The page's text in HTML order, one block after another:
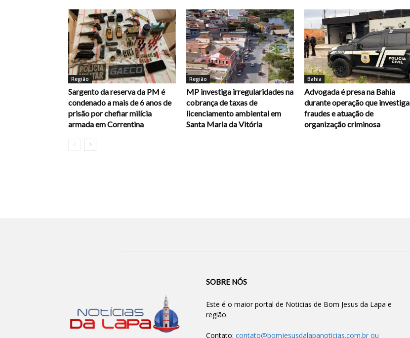
Região
Sargento da reserva da PM é
condenado a mais de 6 anos de
prisão por chefiar milícia
armada em Correntina
Região
MP investiga irregularidades na
cobrança de taxas de
licenciamento ambiental em
Santa Maria da Vitória
Bahia
Advogada é presa na Bahia
durante operação que investiga
fraudes e atuação de
organização criminosa
SOBRE NÓS
Este é o maior portal de Noticias de Bom Jesus da Lapa e
região.
Contato: contato@bomjesusdalapanoticias.com.br ou